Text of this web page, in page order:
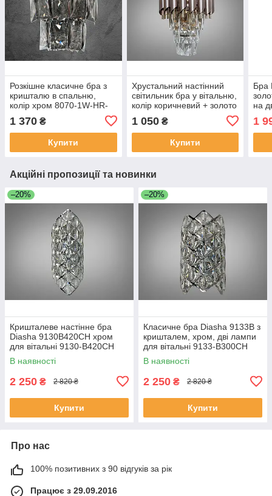
Розкішне класичне бра з
кришталю в спальню,
колір хром 8070-1W-HR-
1 370 ₴
Купити
Хрустальний настінний
світильник бра у вітальню,
колір коричневий + золото
1 050₴
Купити
Бра
на
1
Акційні пропозиції та новинки
–20%
Кришталеве настінне бра
Diasha 9130B420CH хром
для вітальні 9130-B420CH
В наявності
2 250 ₴ 2 820 ₴
Купити
–20%
Класичне бра Diasha 9133B з
кришталем, хром, дві лампи
для вітальні 9133-B300CH
В наявності
2 250 ₴ 2 820 ₴
Купити
Про нас
100% позитивних з 90 відгуків за рік
Працює з 29.09.2016